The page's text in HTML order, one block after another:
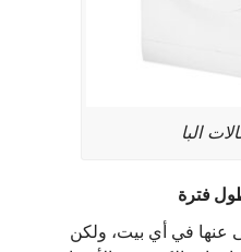
البا
فترة
عنها في أي بيت، ولكن